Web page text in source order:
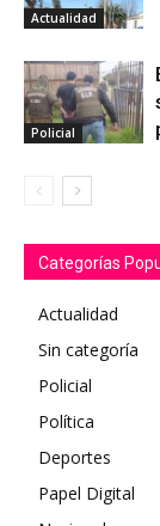
Actualidad
Policial
Categorías
Actualidad
Sin categoría
Policial
Política
Deportes
Papel Digital